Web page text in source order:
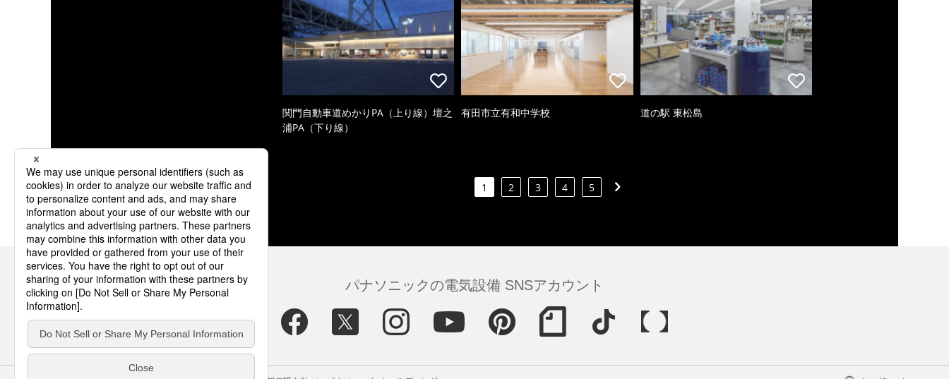
関門自動車道めかりPA（上り線）壇之
浦PA（下り線）
有田市立有和中学校 道の駅 東松島
1 2 3 4 5
パナソニックの電気設備 SNSアカウント